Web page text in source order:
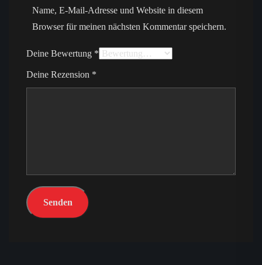
Name, E-Mail-Adresse und Website in diesem
Browser für meinen nächsten Kommentar speichern.
Deine Bewertung *
Deine Rezension *